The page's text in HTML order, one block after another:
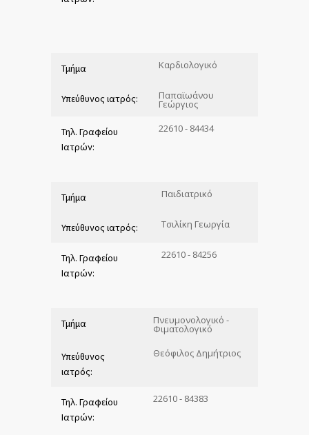
Τμήμα Καρδιολογικό
Υπεύθυνος ιατρός: Παπαϊωάνου
Γεώργιος
Τηλ. Γραφείου
Ιατρών:
22610 - 84434
Τμήμα Παιδιατρικό
Υπεύθυνος ιατρός: Τσιλίκη Γεωργία
Τηλ. Γραφείου
Ιατρών:
22610 - 84256
Τμήμα Πνευμονολογικό -
Φιματολογικό
Υπεύθυνος
ιατρός:
Θεόφιλος Δημήτριος
Τηλ. Γραφείου
Ιατρών:
22610 - 84383